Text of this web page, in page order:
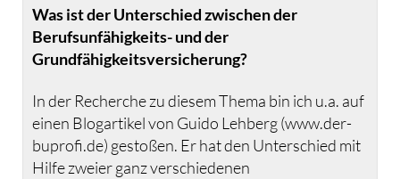
Was ist der Unterschied zwischen der
Berufsunfähigkeits- und der
Grundfähigkeitsversicherung?
In der Recherche zu diesem Thema bin ich u.a. auf
einen Blogartikel von Guido Lehberg (www.der-
buprofi.de) gestoßen. Er hat den Unterschied mit
Hilfe zweier ganz verschiedenen